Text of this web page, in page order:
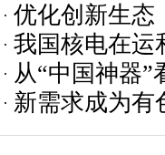
优化创新生态
我国核电在运
从“中国神器”
新需求成为有